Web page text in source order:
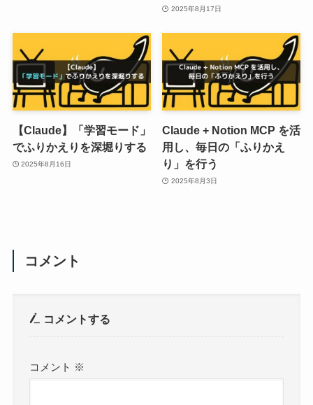
2025年8月17日
【Claude】「学習モード」
でふりかえりを深堀りする
2025年8月16日
Claude + Notion MCP を活
用し、毎日の「ふりかえ
り」を行う
2025年8月3日
コメント
コメントする
コメント ※